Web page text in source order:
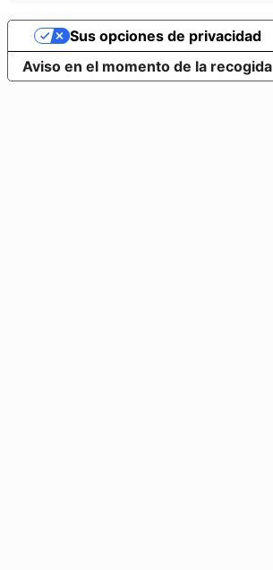
Aviso en el momento de la recogida
Sus opciones de privacidad